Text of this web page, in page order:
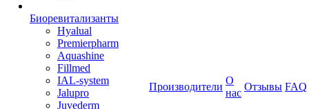
Биоревитализанты
Hyalual
Premierpharm
Aquashine
Fillmed
IAL-system
Jalupro
Juvederm
Производители
О
нас
Отзывы FAQ